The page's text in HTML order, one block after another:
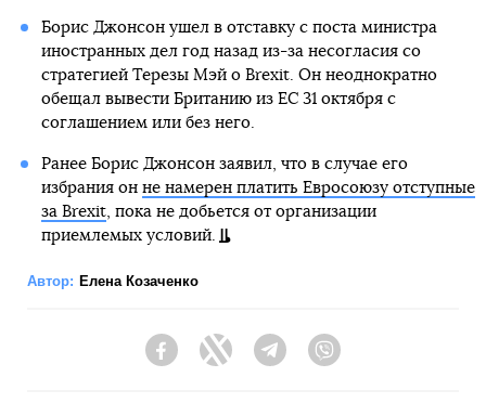
Борис Джонсон ушел в отставку с поста министра
иностранных дел год назад из-за несогласия со
стратегией Терезы Мэй о Brexit. Он неоднократно
обещал вывести Британию из ЕС 31 октября с
соглашением или без него.
Ранее Борис Джонсон заявил, что в случае его
избрания он не намерен платить Евросоюзу отступные
за Brexit, пока не добьется от организации
приемлемых условий.
Автор: Елена Козаченко
FacebookTwitter Telegram